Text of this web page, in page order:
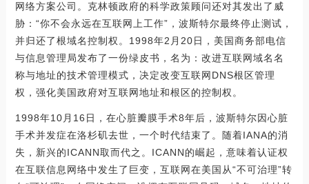
网络方案公司。克林顿政府的科学政策顾问还对其发出了威
胁：“你不会永远在互联网上工作”，波斯特尔最终停止测试，
并归还了根域名控制权。1998年2月20日，美国商务部电信
与信息管理局发布了一份绿皮书，名为：改进互联网域名名
称与地址的技术管理模式，决定改变互联网DNS根区管理
权，强化美国政府对互联网地址和根区的控制权。
1998年10月16日，在心脏瓣膜手术8年后，波斯特尔因心脏
手术并发症在洛杉矶去世，一个时代结束了。随着IANA的消
失，新兴的ICANN取而代之。ICANN的崛起，意味着认证权
在互联信息网络中发生了巨变，互联网在美国从“不可治理”转